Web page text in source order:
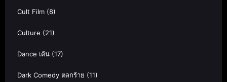
Cult Film (8)
Culture (21)
Dance เต้น (17)
Dark Comedy ตลกร้าย (11)